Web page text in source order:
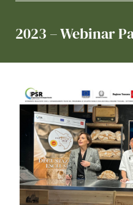
2023 – Webinar